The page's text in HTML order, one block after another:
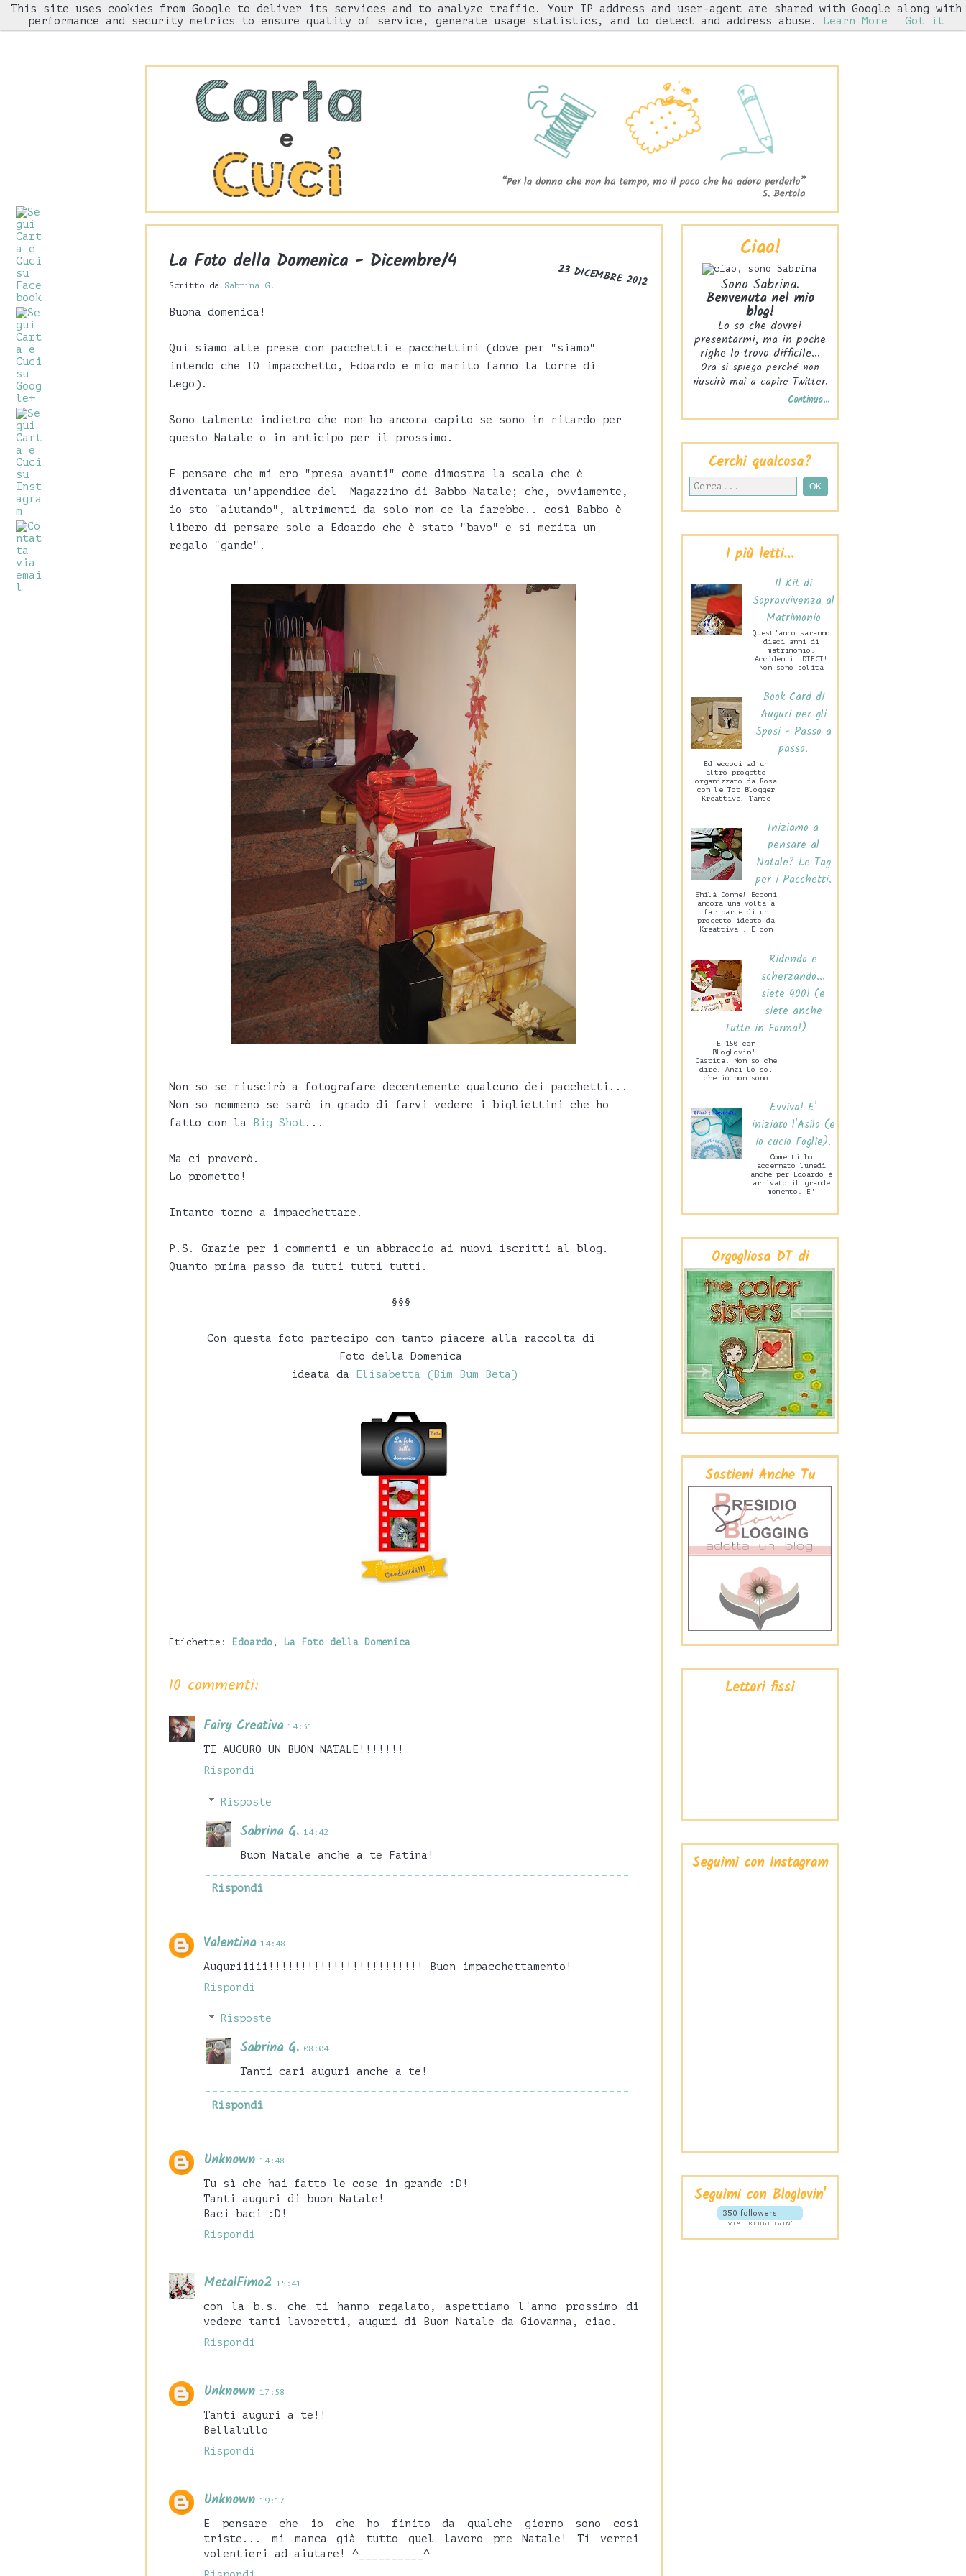
HOME Chi sono "Come l'ho fatto" Gnam! Iniziative
23 DICEMBRE 2012
La Foto della Domenica - Dicembre/4
Scritto da Sabrina G.
Buona domenica!
Qui siamo alle prese con pacchetti e pacchettini (dove per "siamo"
intendo che IO impacchetto, Edoardo e mio marito fanno la torre di
Lego).
Sono talmente indietro che non ho ancora capito se sono in ritardo per
questo Natale o in anticipo per il prossimo.
E pensare che mi ero "presa avanti" come dimostra la scala che è
diventata un'appendice del Magazzino di Babbo Natale; che, ovviamente,
io sto "aiutando", altrimenti da solo non ce la farebbe.. così Babbo è
libero di pensare solo a Edoardo che è stato "bavo" e si merita un
regalo "gande".
Non so se riuscirò a fotografare decentemente qualcuno dei pacchetti...
Non so nemmeno se sarò in grado di farvi vedere i bigliettini che ho
fatto con la
Big Shot...
Ma ci proverò.
Lo prometto!
Intanto torno a impacchettare.
P.S. Grazie per i commenti e un abbraccio ai nuovi iscritti al blog.
Quanto prima passo da tutti tutti tutti.
§§§
Con questa foto partecipo con tanto piacere alla raccolta di
Foto della Domenica
ideata da
Elisabetta (Bim Bum Beta)
Etichette: Edoardo , La Foto della Domenica
10 commenti:
Fairy Creativa 14:31
TI AUGURO UN BUON NATALE!!!!!!!
Rispondi
Risposte
Sabrina G. 14:42
Buon Natale anche a te Fatina!
Rispondi
Valentina 14:48
Auguriiiii!!!!!!!!!!!!!!!!!!!!!!!! Buon impacchettamento!
Rispondi
Risposte
Sabrina G. 08:04
Tanti cari auguri anche a te!
Rispondi
Unknown 14:48
Tu sì che hai fatto le cose in grande :D!
Tanti auguri di buon Natale!
Baci baci :D!
Rispondi
MetalFimo2 15:41
con la b.s. che ti hanno regalato, aspettiamo l'anno prossimo di
vedere tanti lavoretti, auguri di Buon Natale da Giovanna, ciao.
Rispondi
Unknown 17:58
Tanti auguri a te!!
Bellalullo
Rispondi
Unknown 19:17
E pensare che io che ho finito da qualche giorno sono così
triste... mi manca già tutto quel lavoro pre Natale! Ti verrei
volentieri ad aiutare! ^__________^
Ciao!
Sono Sabrina.
Benvenuta nel mio
blog!
Lo so che dovrei
presentarmi, ma in poche
righe lo trovo difficile...
Ora si spiega perché non
riuscirò mai a capire Twitter.
Continua...
Cerchi qualcosa?
I più letti...
Il Kit di
Sopravvivenza al
Matrimonio
Quest'anno saranno
dieci anni di
matrimonio.
Accidenti. DIECI!
Non sono solita
Valentino, mio
marito c...
Book Card di
Auguri per gli
Sposi - Passo a
passo.
Ed eccoci ad un
altro progetto
organizzato da Rosa
con le Top Blogger
Kreattive! Tante
sarann...
Iniziamo a
pensare al
Natale? Le Tag
per i Pacchetti.
Ehilà Donne! Eccomi
ancora una volta a
far parte di un
progetto ideato da
Kreattiva . E con
Ridendo e
scherzando...
siete 400! (e
siete anche
Tutte in Forma!)
E 150 con
Bloglovin'.
Caspita. Non so che
dire. Anzi lo so,
che io non sono
ta...
Evviva! E'
iniziato l'Asilo (e
io cucio Foglie).
Come ti ho
accennato lunedì
anche per Edoardo è
arrivato il grande
momento. E'
mercoledì pome...
Orgogliosa DT di
Sostieni Anche Tu
Lettori fissi
Seguimi con Instagram
Seguimi con Bloglovin'
This site uses cookies from Google to deliver its services and to analyze traffic. Your IP address and user-agent are shared with Google along with
performance and security metrics to ensure quality of service, generate usage statistics, and to detect and address abuse.
Learn More Got it